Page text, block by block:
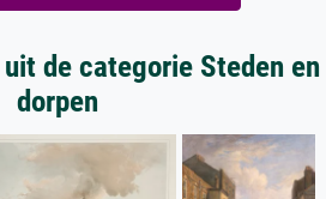
de categorie Steden en
dorpen